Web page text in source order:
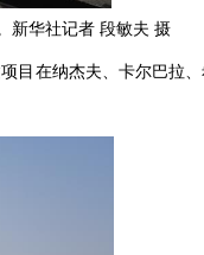
新华社记者 段敏夫 摄
目在纳杰夫、卡尔巴拉